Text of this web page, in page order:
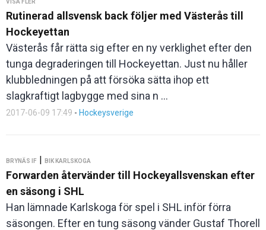
VISA FLER
Rutinerad allsvensk back följer med Västerås till
Hockeyettan
Västerås får rätta sig efter en ny verklighet efter den
tunga degraderingen till Hockeyettan. Just nu håller
klubbledningen på att försöka sätta ihop ett
slagkraftigt lagbygge med sina n ...
2017-06-09 17:49 - Hockeysverige
BRYNÄS IF | BIK KARLSKOGA
Forwarden återvänder till Hockeyallsvenskan efter
en säsong i SHL
Han lämnade Karlskoga för spel i SHL inför förra
säsongen. Efter en tung säsong vänder Gustaf Thorell